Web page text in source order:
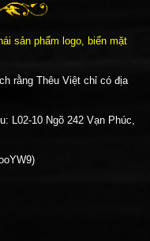
sản phẩm logo, biển mặt
rằng Thêu Việt chỉ có địa
L02-10 Ngõ 242 Vạn Phúc,